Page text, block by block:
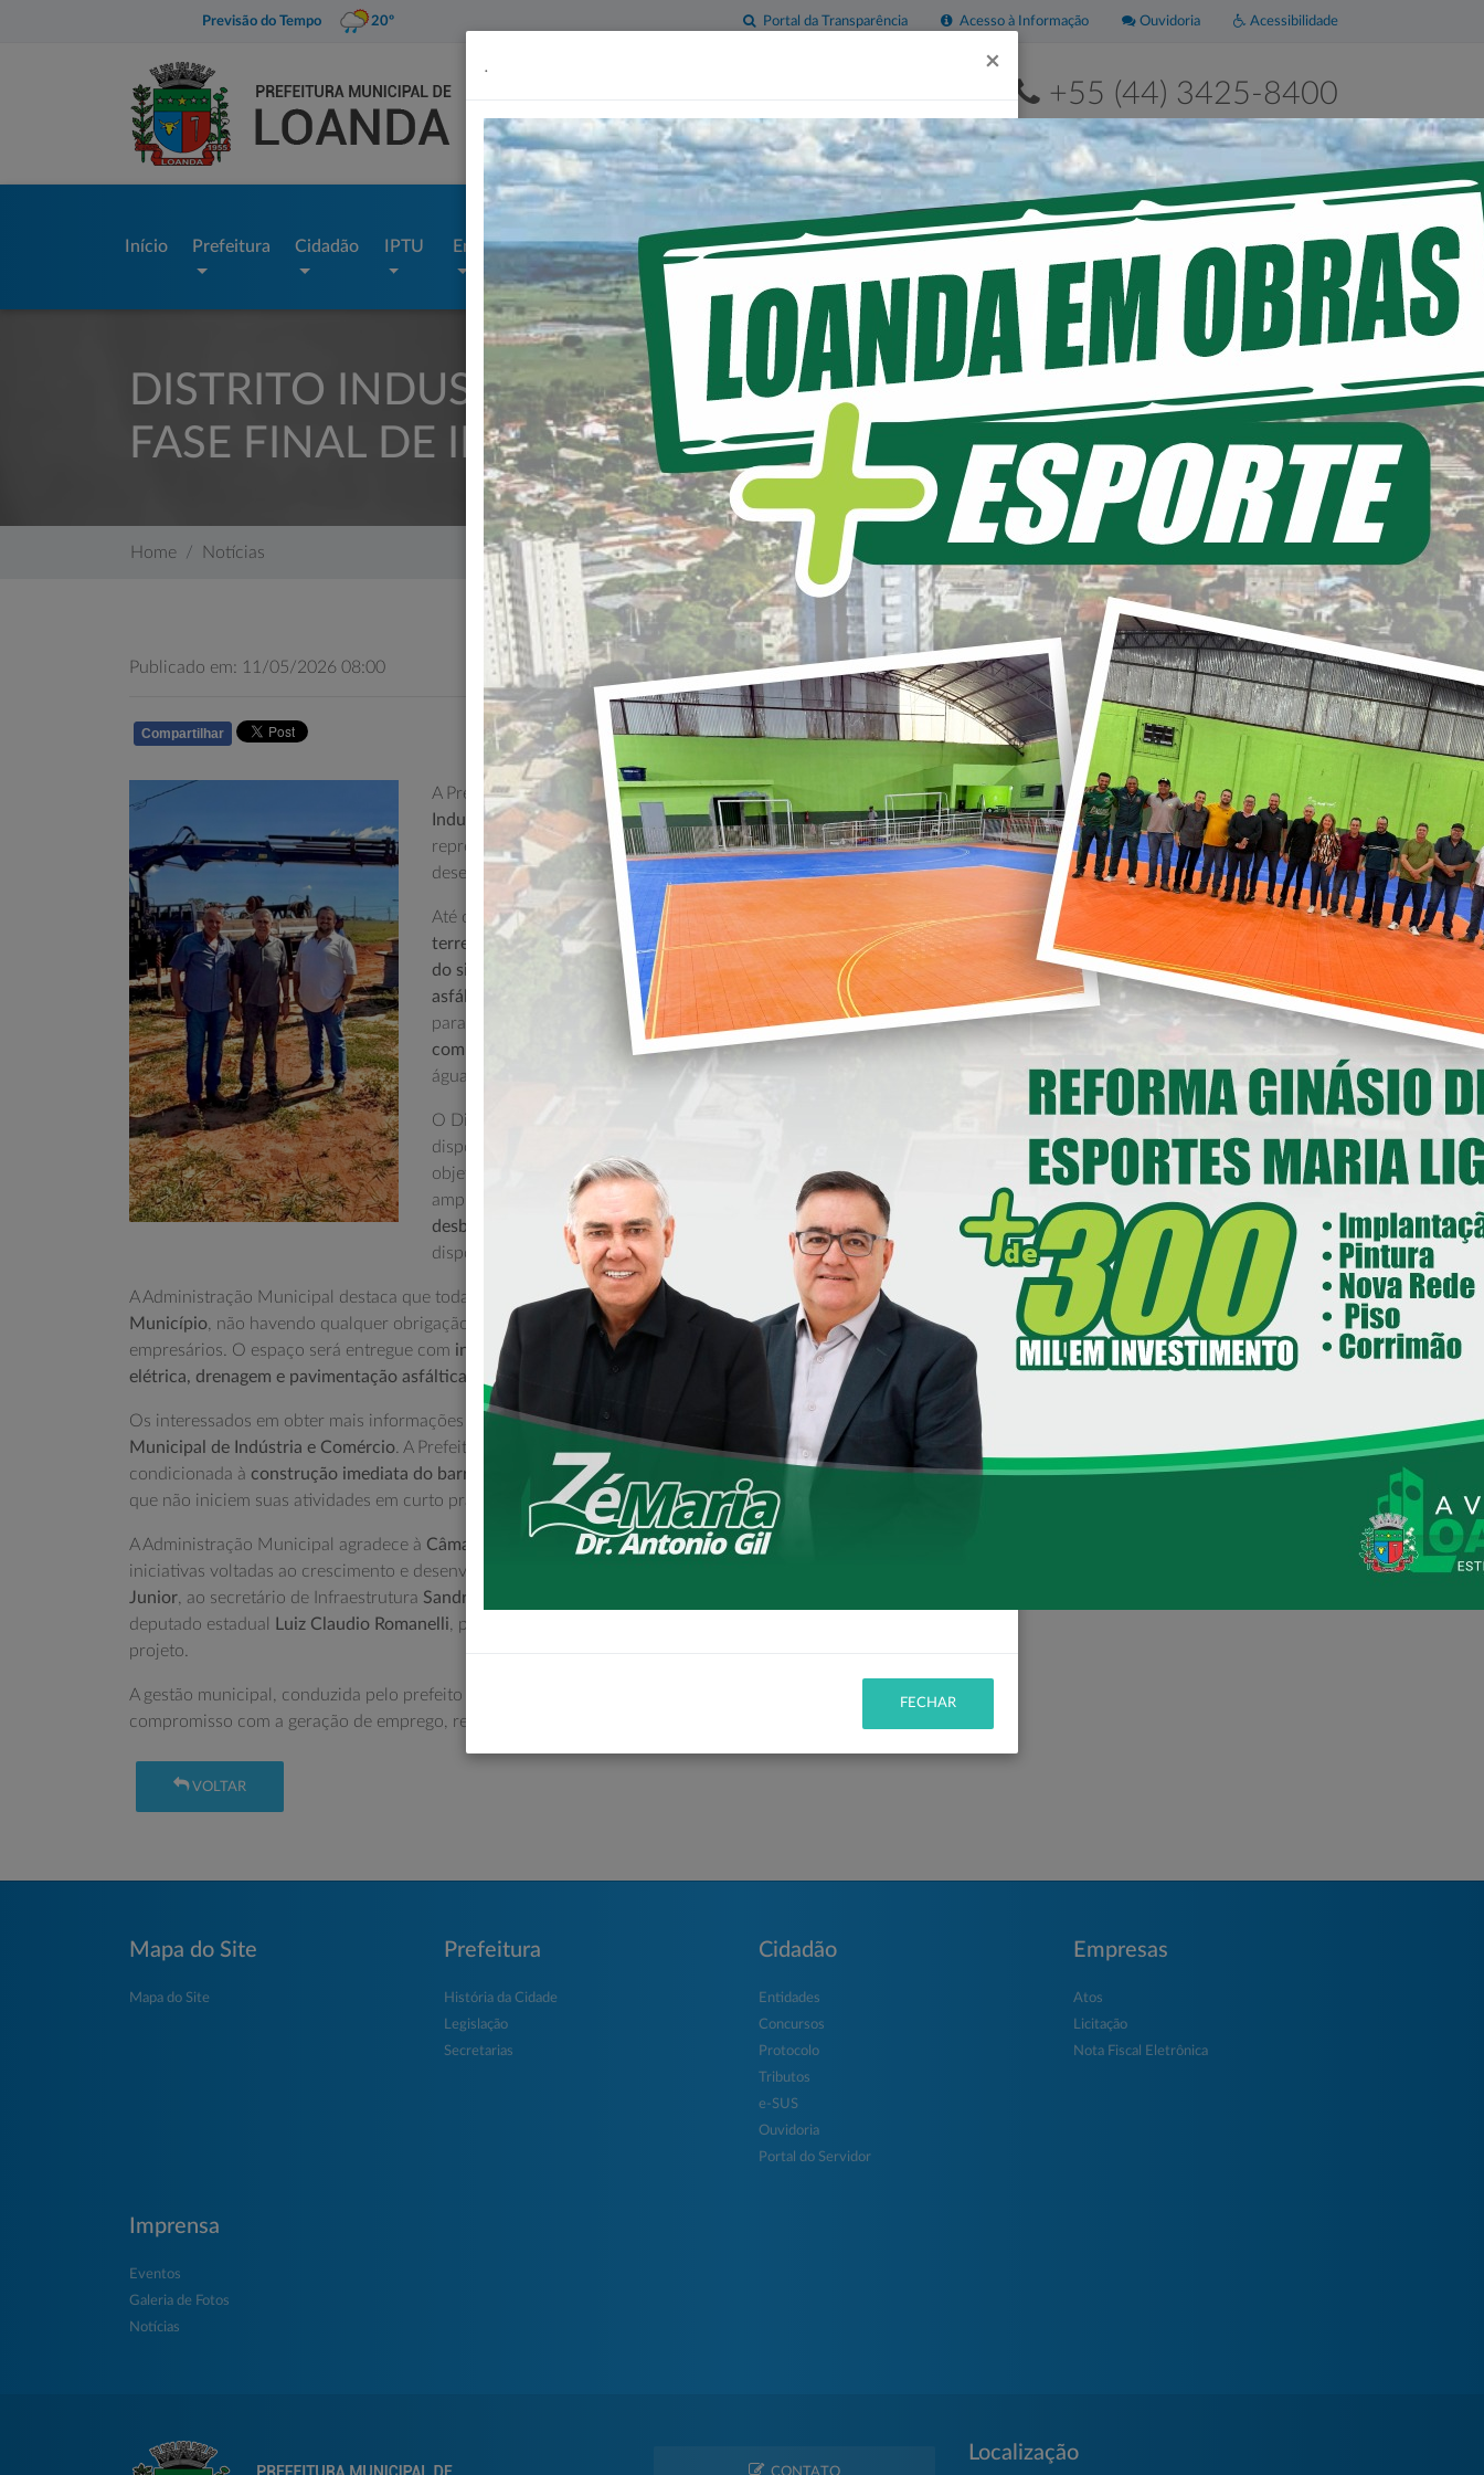
Previsão do Tempo 20º Acessibilidade
Ouvidoria
Acesso à Informação
Portal da Transparência
+55 (44) 3425-8400
2ª a 6ª de 8h às 11h30 e das 13h às 17h30
Início Prefeitura Cidadão IPTU Empresas Imprensa Servidor Contatos
Sala do
Empreendedor
Municipais
Portal da
Transparência
DISTRITO INDUSTRIAL DE LOANDA AVANÇA E ENTRA EM
FASE FINAL DE IMPLANTAÇÃO
Home Notícias
Publicado em: 11/05/2026 08:00
Compartilhar
A Prefeitura Municipal de Loanda informa que o
Industrial do Município
está em fase avançada de implantação,
representando um importante passo para o fortalecimento do
desenvolvimento econômico local.
Até o momento, já foram concluídos o
desmembramento dos
terrenos
, as obras de drenageme, nesta semana, a
implantação
do sistema de iluminação pública
. Asobras de pavimentação
asfáltica
encontram-se devidamente licitadas, com início previsto
para breve. Além disso, o Município firmoutermo de parceria
com a Sanepar
para a execução da rede de abastecimento de
água.
O Distrito Industrial contará com
disponibilizados a
objetivo de incentivar a instalação de novos empreendimentos e a
ampliação da produtividade no município. A proposta prioriza a
desburocratização
, garantindo maior agilidade nos processos e a
disponibilização de
documentação definitiva em curto prazo
A Administração Municipal destaca que toda a
infraestrutura do Distrito Industrial será executada pelo
Município , não havendo qualquer obrigação de investimento em infraestrutura por parte dos
empresários. O espaço será entregue com infraestrutura completa
rede de água, energia
elétrica, drenagem e pavimentação asfáltica
Os interessados em obter mais informações ou esclarecer dúvidas devem procurar a
Secretaria
Municipal de Indústria e Comércio . A Prefeitura ressalta que a disponibilização dos terrenos estará
condicionada à construção imediata do barracão
, não sendo destinados lotes para empreendimentos
que não iniciem suas atividades em curto prazo.
A Administração Municipal agradece à Câmara Municipal de Vereadores, pelo apoio contínuo às
iniciativas voltadas ao crescimento e desenvolvimento do município, bem como ao governador
Junior , ao secretário de Infraestrutura Sandro Alex
deputado estadual
Luiz Claudio Romanelli , pelo apoio institucional à viabilização deste importante
projeto.
A gestão municipal, conduzida pelo prefeito
compromisso com a geração de emprego, renda e oportunidades para a população de Loanda.
VOLTAR
LEIA MAIS
11/06/2026 20:00
Secretaria de Planejamento – SEPL
Pavimentação da Estrada do Baú
avança com mais 3,6 km de asfalto
rural
22/05/2026 19:00
Gabinete do Prefeito – GPRE
Deputado Federal Toninho
Wandscheer cumpre agenda
institucional em Loanda
Secretaria de Esportes e Lazer - SEEL
reforma do Ginásio de Esportes
Maria Ligiane
05/05/2026 08:00
Loanda avança na habitação com o
Residencial Esperança
INAUGURAÇÃO DO NOVO CRAS
. ×
FECHAR
Mapa do Site
Mapa do Site
Prefeitura
História da Cidade
Legislação
Secretarias
Cidadão
Entidades
Concursos
Protocolo
Tributos
e-SUS
Ouvidoria
Portal do Servidor
Empresas
Atos
Licitação
Nota Fiscal Eletrônica
Imprensa
Eventos
Galeria de Fotos
Notícias
CONTATO
Localização